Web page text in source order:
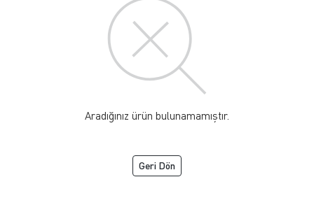
Aradığınız ürün bulunamamıştır.
Geri Dön